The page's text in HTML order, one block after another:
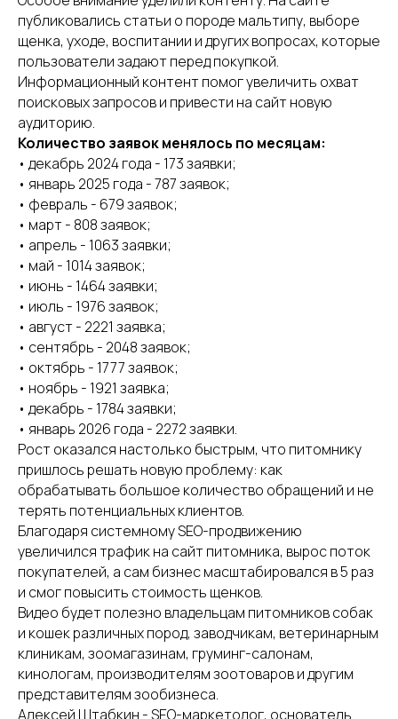
публиковались статьи о породе мальтипу, выборе
щенка, уходе, воспитании и других вопросах, которые
пользователи задают перед покупкой.
Информационный контент помог увеличить охват
поисковых запросов и привести на сайт новую
аудиторию.
Количество заявок менялось по месяцам:
• декабрь 2024 года - 173 заявки;
• январь 2025 года - 787 заявок;
• февраль - 679 заявок;
• март - 808 заявок;
• апрель - 1063 заявки;
• май - 1014 заявок;
• июнь - 1464 заявки;
• июль - 1976 заявок;
• август - 2221 заявка;
• сентябрь - 2048 заявок;
• октябрь - 1777 заявок;
• ноябрь - 1921 заявка;
• декабрь - 1784 заявки;
• январь 2026 года - 2272 заявки.
Рост оказался настолько быстрым, что питомнику
пришлось решать новую проблему: как
обрабатывать большое количество обращений и не
терять потенциальных клиентов.
Благодаря системному SEO-продвижению
увеличился трафик на сайт питомника, вырос поток
покупателей, а сам бизнес масштабировался в 5 раз
и смог повысить стоимость щенков.
Видео будет полезно владельцам питомников собак
и кошек различных пород, заводчикам, ветеринарным
клиникам, зоомагазинам, груминг-салонам,
кинологам, производителям зоотоваров и другим
представителям зообизнеса.
Алексей Штабкин - SEO-маркетолог, основатель
ИП Штабкин Алексей Сергеевич
ИНН: 772902422216
Разрабатываем сайты на основании анализа
конкурентов и собранных поисковых
запросов.
Созданные нами сайты сразу начинают
приносить заявки в ЗооБизнес.
Продвигаем сайты на основании анализа
поискового спроса. С гарантией результата!
Сайты которые мы ведём сразу начинают
приносить заявки в ЗооБизнес.
РАЗРАБОТКА САЙТОВ
ИНФОРМАЦИЯ
Кейсы и отзывы
Об агентстве
Блог
Видео
Вопросы
Контакты
Главная
ПРОДВИЖЕНИЕ САЙТОВ